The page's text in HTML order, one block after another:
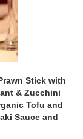
Stick with
& Zucchini
Tofu and
Sauce and